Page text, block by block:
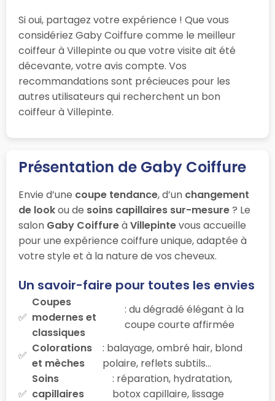
Si oui, partagez votre expérience ! Que vous
considériez Gaby Coiffure comme le meilleur
coiffeur à Villepinte ou que votre visite ait été
décevante, votre avis compte. Vos
recommandations sont précieuces pour les
autres utilisateurs qui recherchent un bon
coiffeur à Villepinte.
Présentation de Gaby Coiffure
Envie d’une coupe tendance, d’un changement
de lookou de soins capillaires sur-mesure? Le
salon Gaby CoiffureàVillepintevous accueille
pour une expérience coiffure unique, adaptée à
votre style et à la nature de vos cheveux.
Un savoir-faire pour toutes les envies
Coupes
modernes et
classiques
: du dégradé élégant à la
coupe courte affirmée
Colorations
et mèches
: balayage, ombré hair, blond
polaire, reflets subtils…
Soins
capillaires
: réparation, hydratation,
botox capillaire, lissage